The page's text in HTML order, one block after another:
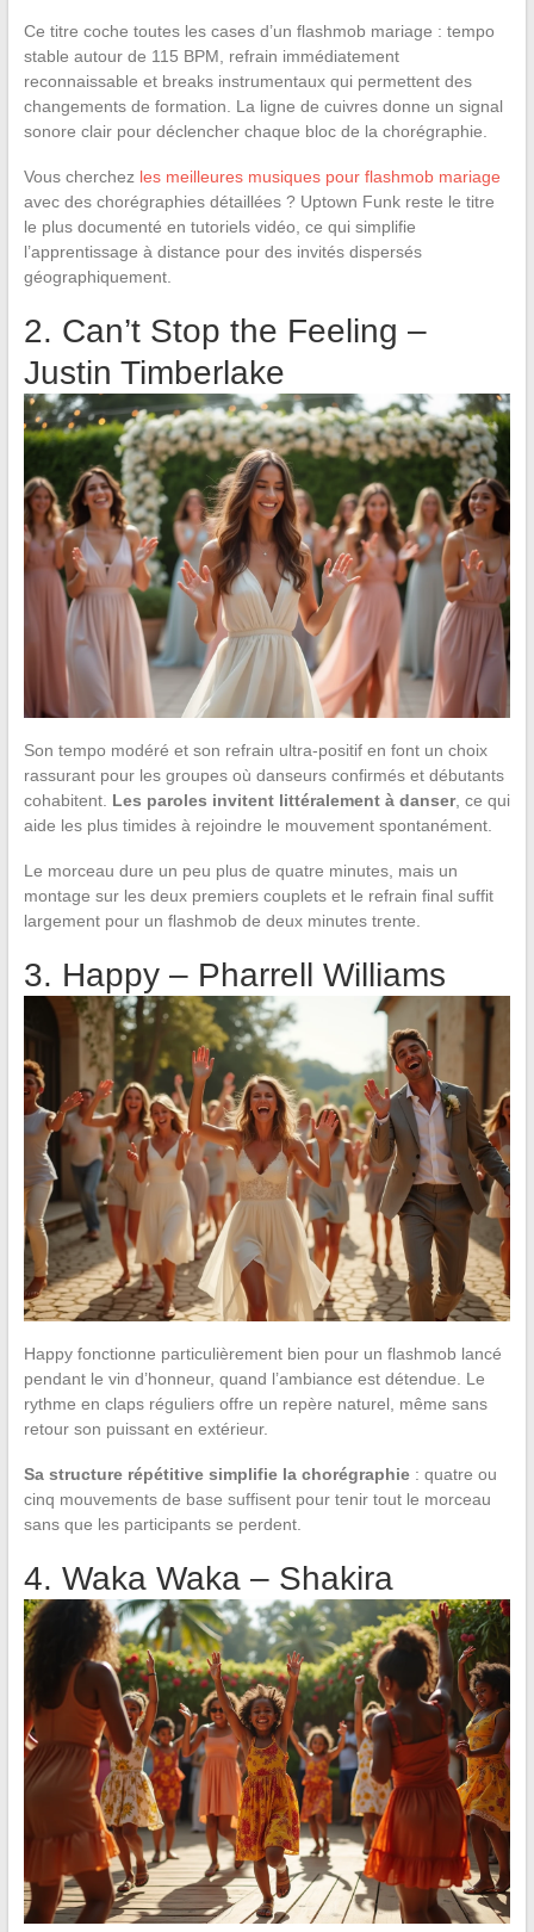
Ce titre coche toutes les cases d’un flashmob mariage : tempo
stable autour de 115 BPM, refrain immédiatement
reconnaissable et breaks instrumentaux qui permettent des
changements de formation. La ligne de cuivres donne un signal
sonore clair pour déclencher chaque bloc de la chorégraphie.
Vous cherchez les meilleures musiques pour flashmob mariage
avec des chorégraphies détaillées ? Uptown Funk reste le titre
le plus documenté en tutoriels vidéo, ce qui simplifie
l’apprentissage à distance pour des invités dispersés
géographiquement.
2. Can’t Stop the Feeling –
Justin Timberlake
Son tempo modéré et son refrain ultra-positif en font un choix
rassurant pour les groupes où danseurs confirmés et débutants
cohabitent. Les paroles invitent littéralement à danser, ce qui
aide les plus timides à rejoindre le mouvement spontanément.
Le morceau dure un peu plus de quatre minutes, mais un
montage sur les deux premiers couplets et le refrain final suffit
largement pour un flashmob de deux minutes trente.
3. Happy – Pharrell Williams
Happy fonctionne particulièrement bien pour un flashmob lancé
pendant le vin d’honneur, quand l’ambiance est détendue. Le
rythme en claps réguliers offre un repère naturel, même sans
retour son puissant en extérieur.
Sa structure répétitive simplifie la chorégraphie: quatre ou
cinq mouvements de base suffisent pour tenir tout le morceau
sans que les participants se perdent.
4. Waka Waka – Shakira